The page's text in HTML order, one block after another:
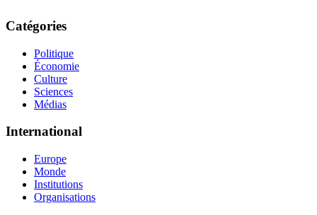
Catégories
Politique
Économie
Culture
Sciences
Médias
International
Europe
Monde
Institutions
Organisations